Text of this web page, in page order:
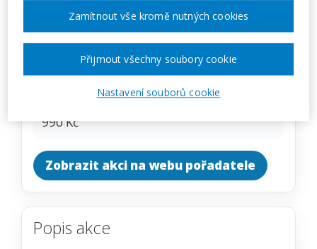
19. 10. 2026
MÍSTO
ONLINE
990 Kč
Zobrazit akci na webu pořadatele
Popis akce
Nastavení souborů cookie
Zamítnout vše kromě nutných cookies
Přijmout všechny soubory cookie